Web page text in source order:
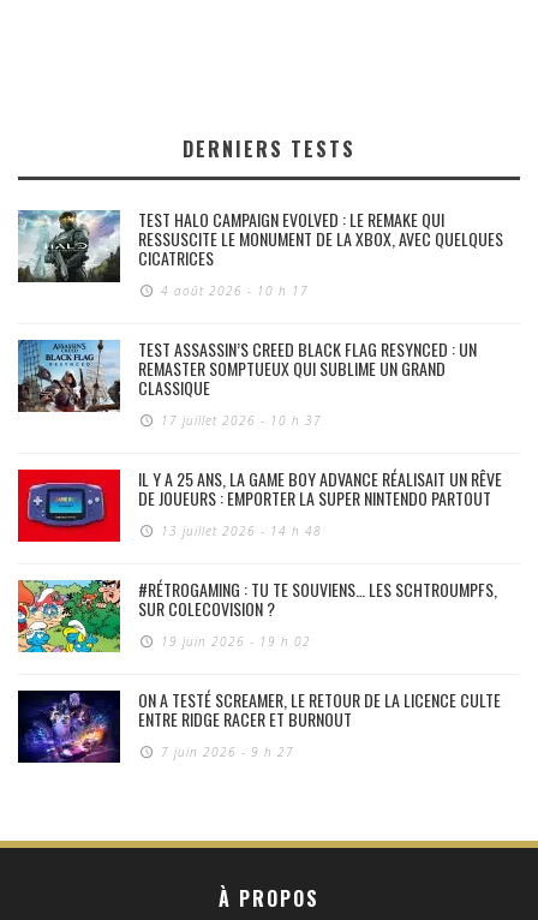
DERNIERS TESTS
TEST HALO CAMPAIGN EVOLVED : LE REMAKE QUI
RESSUSCITE LE MONUMENT DE LA XBOX, AVEC QUELQUES
CICATRICES
4 août 2026 - 10 h 17
TEST ASSASSIN’S CREED BLACK FLAG RESYNCED : UN
REMASTER SOMPTUEUX QUI SUBLIME UN GRAND
CLASSIQUE
17 juillet 2026 - 10 h 37
IL Y A 25 ANS, LA GAME BOY ADVANCE RÉALISAIT UN RÊVE
DE JOUEURS : EMPORTER LA SUPER NINTENDO PARTOUT
13 juillet 2026 - 14 h 48
#RÉTROGAMING : TU TE SOUVIENS… LES SCHTROUMPFS,
SUR COLECOVISION ?
19 juin 2026 - 19 h 02
ON A TESTÉ SCREAMER, LE RETOUR DE LA LICENCE CULTE
ENTRE RIDGE RACER ET BURNOUT
7 juin 2026 - 9 h 27
À PROPOS